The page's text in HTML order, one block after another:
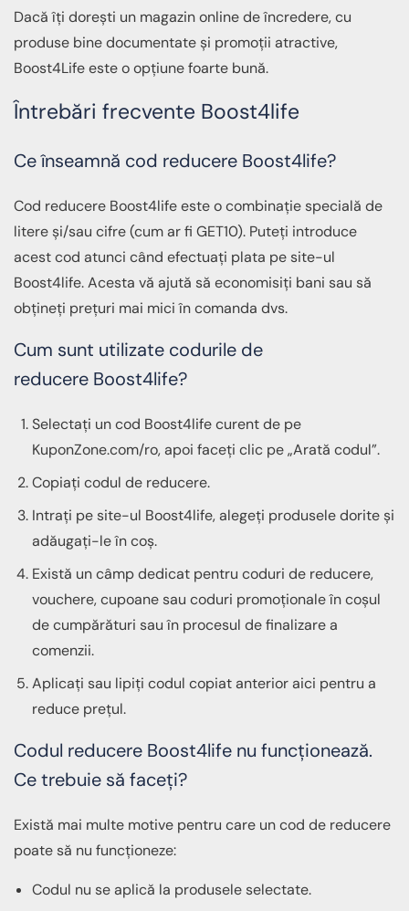
Dacă îți dorești un magazin online de încredere, cu
produse bine documentate și promoții atractive,
Boost4Life este o opțiune foarte bună.
Întrebări frecvente Boost4life
Ce înseamnă cod reducere Boost4life?
Cod reducere Boost4life este o combinație specială de
litere și/sau cifre (cum ar fi GET10). Puteți introduce
acest cod atunci când efectuați plata pe site-ul
Boost4life. Acesta vă ajută să economisiți bani sau să
obțineți prețuri mai mici în comanda dvs.
Cum sunt utilizate codurile de
reducere Boost4life?
Selectați un cod Boost4life curent de pe
KuponZone.com/ro, apoi faceți clic pe „Arată codul”.
Copiați codul de reducere.
Intrați pe site-ul Boost4life, alegeți produsele dorite și
adăugați-le în coș.
Există un câmp dedicat pentru coduri de reducere,
vouchere, cupoane sau coduri promoționale în coșul
de cumpărături sau în procesul de finalizare a
comenzii.
Aplicați sau lipiți codul copiat anterior aici pentru a
reduce prețul.
Codul reducere Boost4life nu funcționează.
Ce trebuie să faceți?
Există mai multe motive pentru care un cod de reducere
poate să nu funcționeze:
Codul nu se aplică la produsele selectate.